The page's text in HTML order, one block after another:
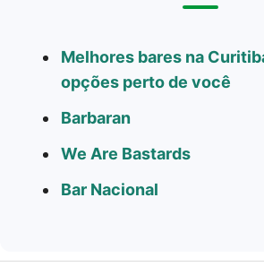
Melhores bares na
opções perto de você
Barbaran
We Are Bastards
Bar Nacional